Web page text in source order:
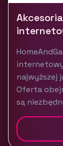
najwyższej
Oferta
są